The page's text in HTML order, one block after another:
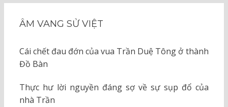
ÂM VANG SỬ VIỆT
Cái chết đau đớn của vua Trần Duệ Tông ở thành
Đồ Bàn
Thực hư lời nguyền đáng sợ về sự sụp đổ của
nhà Trần